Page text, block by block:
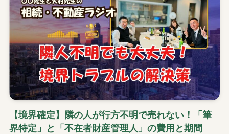
【境界確定】隣の人が行方不明で売れない！「筆
界特定」と「不在者財産管理人」の費用と期間